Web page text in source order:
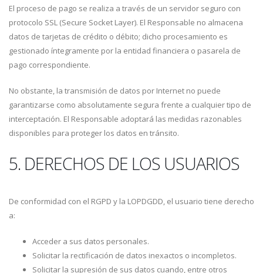
El proceso de pago se realiza a través de un servidor seguro con
protocolo SSL (Secure Socket Layer). El Responsable no almacena
datos de tarjetas de crédito o débito; dicho procesamiento es
gestionado íntegramente por la entidad financiera o pasarela de
pago correspondiente.
No obstante, la transmisión de datos por Internet no puede
garantizarse como absolutamente segura frente a cualquier tipo de
interceptación. El Responsable adoptará las medidas razonables
disponibles para proteger los datos en tránsito.
5. DERECHOS DE LOS USUARIOS
De conformidad con el RGPD y la LOPDGDD, el usuario tiene derecho
a:
Acceder a sus datos personales.
Solicitar la rectificación de datos inexactos o incompletos.
Solicitar la supresión de sus datos cuando, entre otros